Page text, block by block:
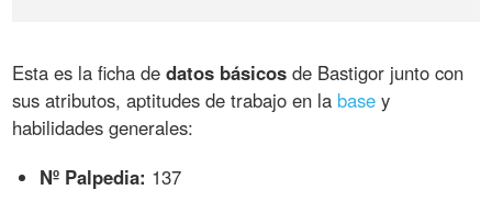
Esta es la ficha dedatos básicos de Bastigor junto con
sus atributos, aptitudes de trabajo en la base y
habilidades generales:
Nº Palpedia: 137